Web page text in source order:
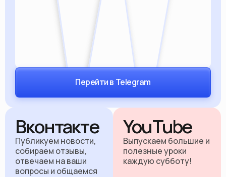
Перейти в Telegram
Вконтакте
Публикуем новости,
собираем отзывы,
отвечаем на ваши
вопросы и общаемся
YouTube
Выпускаем большие и
полезные уроки
каждую субботу!